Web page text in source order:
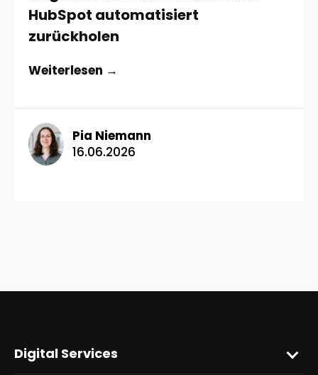
HubSpot automatisiert
zurückholen
Weiterlesen →
Pia Niemann
16.06.2026
Digital Services